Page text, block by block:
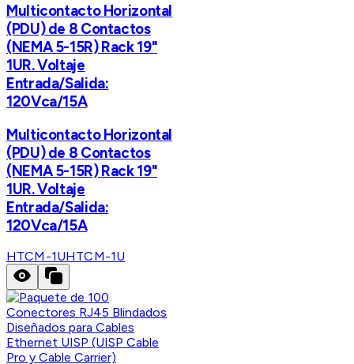
Multicontacto Horizontal
(PDU) de 8 Contactos
(NEMA 5-15R) Rack 19"
1UR. Voltaje
Entrada/Salida:
120Vca/15A
Multicontacto Horizontal
(PDU) de 8 Contactos
(NEMA 5-15R) Rack 19"
1UR. Voltaje
Entrada/Salida:
120Vca/15A
HTCM-1UHTCM-1U